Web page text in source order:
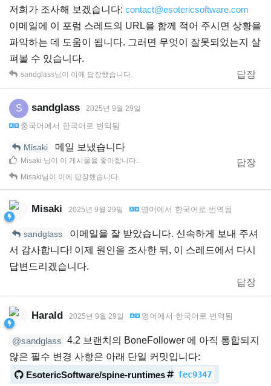
저희가 조사해 보겠습니다: contact@esotericsoftware.com
이메일에 이 포럼 스레드의 URL을 함께 적어 주시면 상황을
파악하는 데 도움이 됩니다. 그러면 무엇이 잘못되었는지 살
펴볼 수 있습니다.
답장
sandglass님이 이에 답장했습니다.
S sandglass 2025년 9월 29일
중국어 에서 한국어 로 번역됨
Misaki
메일 보냈습니다
답장
Misaki 님이 이 게시물을 좋아합니다..
Misaki님이 이에 답장했습니다.
Misaki 2025년 9월 29일 영어 에서 한국어 로 번역됨
sandglass
이메일을 잘 받았습니다. 신속하게 보내 주셔
서 감사합니다! 이제 원인을 조사한 뒤, 이 스레드에서 다시
답변드리겠습니다.
답장
Harald 2025년 9월 29일 영어 에서 한국어 로 번역됨
@sandglass 4.2 브랜치의 BoneFollower 에 아직 통합되지
않은 필수 변경 사항은 아래 단일 커밋입니다:
EsotericSoftware/spine-runtimes
fec9347